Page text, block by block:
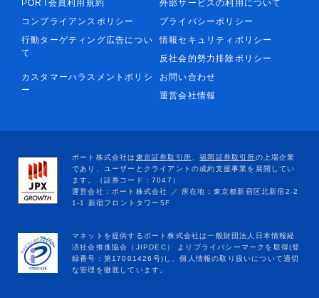
PORT会員利用規約
外部サービスの利用について
コンプライアンスポリシー
プライバシーポリシー
行動ターゲティング広告につい
て
情報セキュリティポリシー
反社会的勢力排除ポリシー
カスタマーハラスメントポリシ
ー
お問い合わせ
運営会社情報